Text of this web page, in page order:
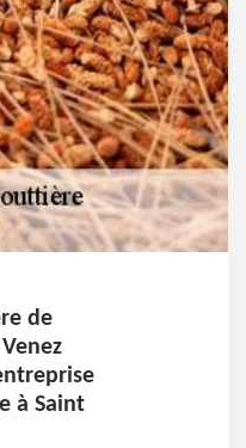
de
à Saint